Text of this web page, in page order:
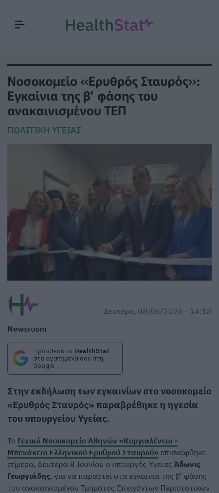
Νοσοκομείο «Ερυθρός Σταυρός»:
Εγκαίνια της β’ φάσης του
ανακαινισμένου ΤΕΠ
ΠΟΛΙΤΙΚΉ ΥΓΕΊΑΣ
Newsroom
Δευτέρα, 08/06/2026 - 14:18
Πρόσθεσε το HealthStat
στα αγαπημένα σου στη
Google
Στην εκδήλωση των εγκαινίων στο νοσοκομείο
«Ερυθρός Σταυρός» παραβρέθηκε η ηγεσία
του υπουργείου Υγείας.
Το Γενικό Νοσοκομείο Αθηνών «Κοργιαλένειο -
Μπενάκειο Ελληνικού Ερυθρού Σταυρού» επισκέφθηκε
σήμερα, Δευτέρα 8 Ιουνίου ο υπουργός Υγείας Άδωνις
Γεωργιάδης, για να παραστεί στα εγκαίνια της β’ φάσης
του ανακαινισμένου Τμήματος Επειγόντων Περιστατικών